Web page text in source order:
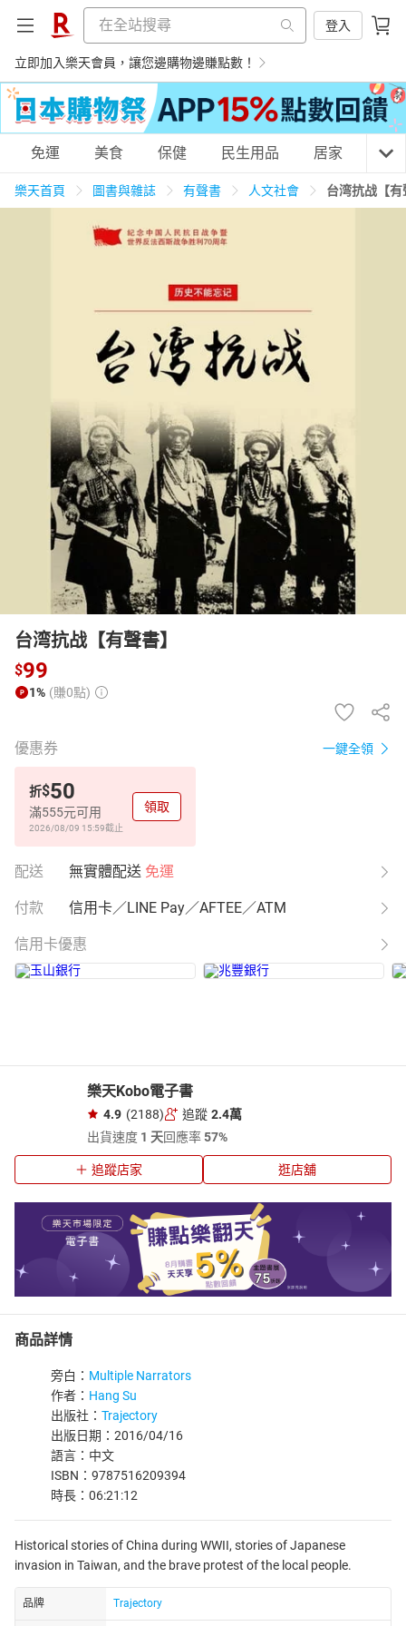
登入
立即加入樂天會員，讓您邊購物邊賺點數！
購物網分類
美食蛋糕 養生保健
日本購物 電子/紙本書
HOT
免運 美食 保健 民生用品 居家 3C
樂天首頁 圖書與雜誌 有聲書 人文社會 台湾抗战【有
台湾抗战【有聲書】
$99
1% (賺0點)
優惠券 一鍵全領
折$50
滿555元可用
2026/08/09 15:59截止
領取
配送 無實體配送 免運
付款 信用卡／LINE Pay／AFTEE／ATM
信用卡優惠
樂天Kobo電子書
4.9 (2188) 追蹤 2.4萬
出貨速度 1 天回應率57%
追蹤店家 逛店舖
商品詳情
旁白： Multiple Narrators
作者： Hang Su
出版社： Trajectory
出版日期：2016/04/16
語言：中文
ISBN：9787516209394
時長：06:21:12
Historical stories of China during WWII, stories of Japanese
invasion in Taiwan, and the brave protest of the local people.
品牌 Trajectory